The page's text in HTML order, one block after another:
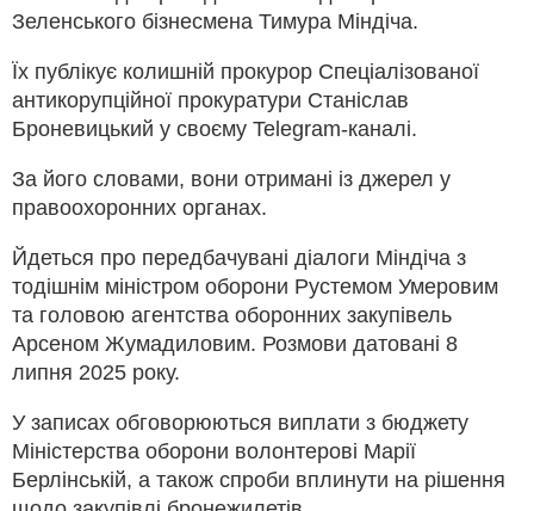
Зеленського бізнесмена Тимура Міндіча.
Їх публікує колишній прокурор Спеціалізованої
антикорупційної прокуратури Станіслав
Броневицький у своєму Telegram-каналі.
За його словами, вони отримані із джерел у
правоохоронних органах.
Йдеться про передбачувані діалоги Міндіча з
тодішнім міністром оборони Рустемом Умеровим
та головою агентства оборонних закупівель
Арсеном Жумадиловим. Розмови датовані 8
липня 2025 року.
У записах обговорюються виплати з бюджету
Міністерства оборони волонтерові Марії
Берлінській, а також спроби вплинути на рішення